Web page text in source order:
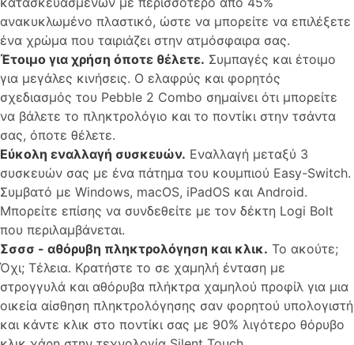
ανακυκλωμένο πλαστικό, ώστε να μπορείτε να επιλέξετε
ένα χρώμα που ταιριάζει στην ατμόσφαιρα σας.
Έτοιμο για χρήση όποτε θέλετε. Συμπαγές και έτοιμο
για μεγάλες κινήσεις. Ο ελαφρύς και φορητός
σχεδιασμός του Pebble 2 Combo σημαίνει ότι μπορείτε
να βάλετε το πληκτρολόγιο και το ποντίκι στην τσάντα
σας, όποτε θέλετε.
Εύκολη εναλλαγή συσκευών. Εναλλαγή μεταξύ 3
συσκευών σας με ένα πάτημα του κουμπιού Easy-Switch.
Συμβατό με Windows, macOS, iPadOS και Android.
Μπορείτε επίσης να συνδεθείτε με τον δέκτη Logi Bolt
που περιλαμβάνεται.
Σσσσ - αθόρυβη πληκτρολόγηση και κλικ. Το ακούτε;
Όχι; Τέλεια. Κρατήστε το σε χαμηλή ένταση με
στρογγυλά και αθόρυβα πλήκτρα χαμηλού προφίλ για μια
οικεία αίσθηση πληκτρολόγησης σαν φορητού υπολογιστή
και κάντε κλικ στο ποντίκι σας με 90% λιγότερο θόρυβο